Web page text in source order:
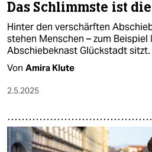
Das Schlimmste ist
Hinter den verschärften
stehen Menschen – zum Beispiel
Abschiebeknast Glückstadt sitzt.
Von Amira Klute
2.5.2025